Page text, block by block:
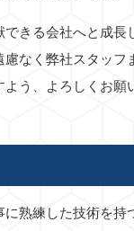
できる会社へと成
なく弊社スタッ
う、よろしくお願
熟練した技術を